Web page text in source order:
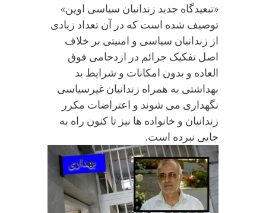
«تبعیدگاه جدید زندانیان سیاسی اوین»
توصیف شده است که در آن تعداد زیادی
از زندانیان سیاسی و امنیتی بر خلاف
اصل تفکیک جرائم در ازدحامی فوق
العاده و بدون امکانات و شرایط بد
بهداشتی به همراه زندانیان غیرسیاسی
نگهداری می شوند و اعتراضات مکرر
زندانیان و خانواده ها نیز تا کنون راه به
جایی نبرده است.